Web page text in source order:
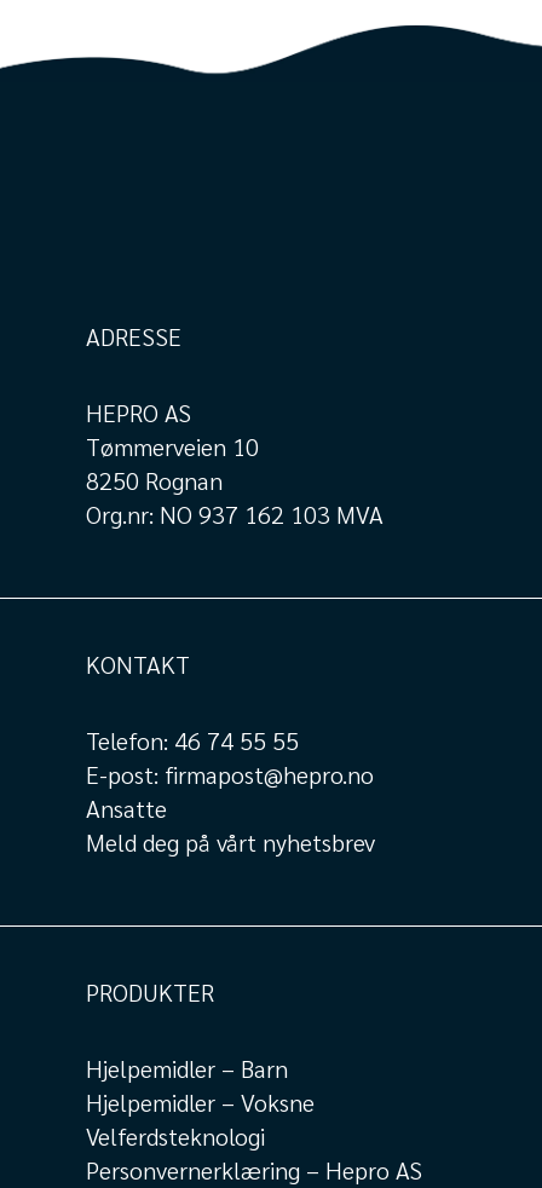
ADRESSE
HEPRO AS
Tømmerveien 10
8250 Rognan
Org.nr: NO 937 162 103 MVA
KONTAKT
Telefon: 46 74 55 55
E-post: firmapost@hepro.no
Ansatte
Meld deg på vårt nyhetsbrev
PRODUKTER
Hjelpemidler – Barn
Hjelpemidler – Voksne
Velferdsteknologi
Personvernerklæring – Hepro AS